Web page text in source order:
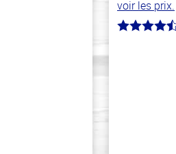
voir les prix.
4.1